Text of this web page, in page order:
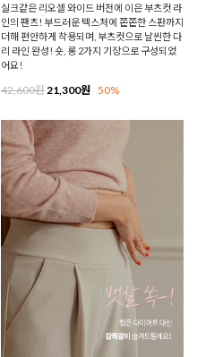
실크같은 리오셀 와이드 버전에 이은 부츠컷 라
인의 팬츠! 부드러운 텍스처에 쫀쫀한 스판까지
더해 편안하게 착용되며, 부츠컷으로 날씬한 다
리 라인 완성! 숏, 롱 2가지 기장으로 구성되었
어요!
42,600원 21,300원 50%